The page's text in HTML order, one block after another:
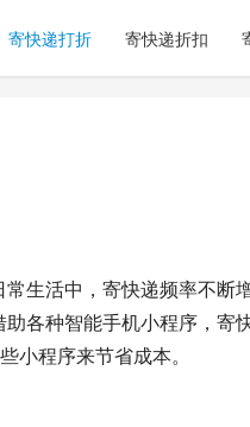
寄快递打折 寄快递折扣
生活中，寄快递频率不断
各种智能手机小程序，寄
小程序来节省成本。